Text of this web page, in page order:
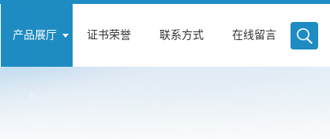
产品展厅 证书荣誉 联系方式 在线留言